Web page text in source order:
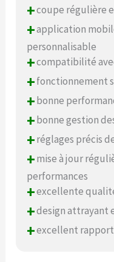
+coupe régulière
+application
personnalisable
+compatibilité
+fonctionnement
+bonne
+bonne gestion
+réglages précis
+mise à jour
performances
+excellente
+design attrayant
+excellent